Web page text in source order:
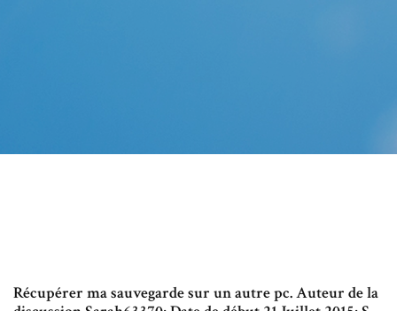
Récupérer ma sauvegarde sur un autre pc. Auteur de la